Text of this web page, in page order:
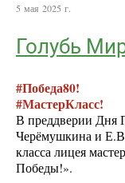
5 мая 2025 г.
Голубь
#Победа80!
#МастерКласс!
В преддверии Дня
Черёмушкина и
класса лицея
Победы!».